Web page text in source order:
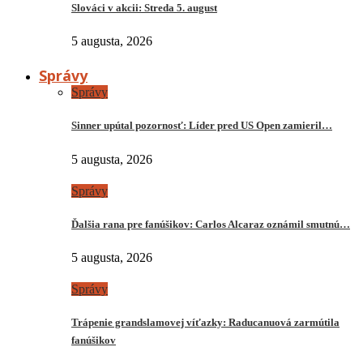
Slováci v akcii: Streda 5. august
5 augusta, 2026
Správy
Správy
Sinner upútal pozornosť: Líder pred US Open zamieril…
5 augusta, 2026
Správy
Ďalšia rana pre fanúšikov: Carlos Alcaraz oznámil smutnú…
5 augusta, 2026
Správy
Trápenie grandslamovej víťazky: Raducanuová zarmútila
fanúšikov